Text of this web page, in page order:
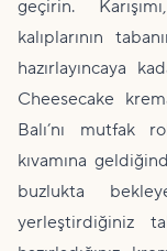
geçirin.
kalıplarının
hazırlayıncaya
Cheesecake
Balı’nı mutfak
kıvamına
buzlukta
yerleştirdiğiniz